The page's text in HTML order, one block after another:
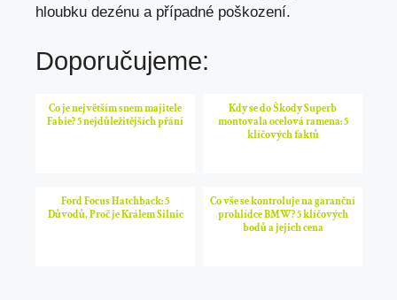
hloubku dezénu a případné poškození.
Doporučujeme:
Co je největším snem majitele
Fabie? 5 nejdůležitějších přání
Kdy se do Škody Superb
montovala ocelová ramena: 5
klíčových faktů
Ford Focus Hatchback: 5
Důvodů, Proč je Králem Silnic
Co vše se kontroluje na garanční
prohlídce BMW? 5 klíčových
bodů a jejich cena